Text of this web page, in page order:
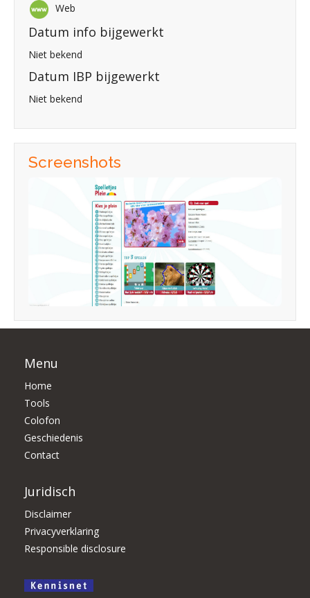
Web
Datum info bijgewerkt
Niet bekend
Datum IBP bijgewerkt
Niet bekend
Screenshots
Menu
Home
Tools
Colofon
Geschiedenis
Contact
Juridisch
Disclaimer
Privacyverklaring
Responsible disclosure